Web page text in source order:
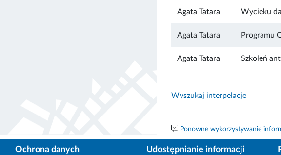
Agata Tatara Wycieku
Agata Tatara Programu
Agata Tatara Szkoleń
Wyszukaj interpelacje
Ponowne wykorzystywanie
Ochrona danych Udostępnianie informacji